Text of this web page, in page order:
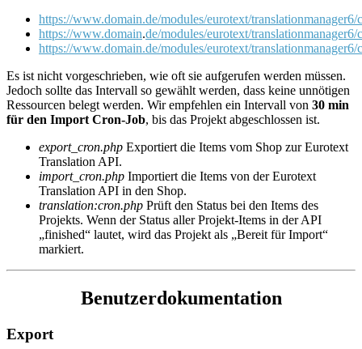
https://www.domain.de/modules/eurotext/
https://www.domain.de/modules/eurotext/
https://www.domain.de/modules/eurotext/
Es ist nicht vorgeschrieben, wie oft sie aufgerufen werden müssen.
Jedoch sollte das Intervall so gewählt werden, dass keine unnötigen
Ressourcen belegt werden. Wir empfehlen ein Intervall von 30 min
für den Import Cron-Job, bis das Projekt abgeschlossen ist.
export_cron.php Exportiert die Items vom Shop zur Eurotext
Translation API.
import_cron.php Importiert die Items von der Eurotext
Translation API in den Shop.
translation:cron.php Prüft den Status bei den Items des
Projekts. Wenn der Status aller Projekt-Items in der API
„finished“ lautet, wird das Projekt als „Bereit für Import“
markiert.
Benutzerdokumentation
Export